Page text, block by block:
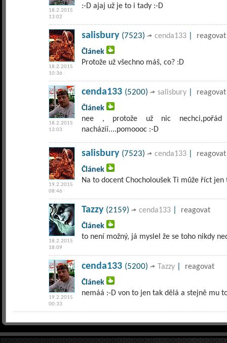
18.2.2015
13:02
:-D ajaj už je to i tady :-D
18.2.2015
10:36
salisbury (7523) cenda133
reagovat
Článek
Protože už všechno máš, co? :D
18.2.2015
13:03
cenda133 (5200) salisbury
reagovat
Článek
nee , protože už nic
nacházíí....pomoooc :-D
19.2.2015
08:46
salisbury (7523) cenda133
reagovat
Článek
Na to docent Chocholoušek Ti může říct
18.2.2015
18:09
Tazzy (2159) cenda133
reagovat
Článek
to není možný, já myslel že se toho nikdy
19.2.2015
00:33
cenda133 (5200) Tazzy
reagovat
Článek
nemáá :-D von to jen tak dělá a stejně mu